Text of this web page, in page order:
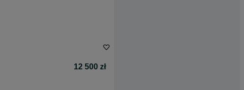
12 500 zł